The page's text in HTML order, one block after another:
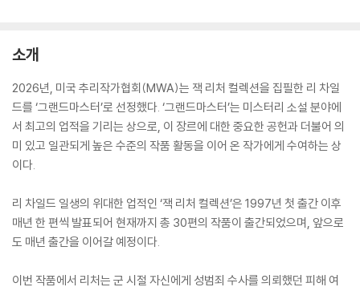
소개
2026년, 미국 추리작가협회(MWA)는 잭 리처 컬렉션을 집필한 리 차일
드를 ‘그랜드마스터’로 선정했다. ‘그랜드마스터’는 미스터리 소설 분야에
서 최고의 업적을 기리는 상으로, 이 장르에 대한 중요한 공헌과 더불어 의
미 있고 일관되게 높은 수준의 작품 활동을 이어 온 작가에게 수여하는 상
이다.
리 차일드 일생의 위대한 업적인 ‘잭 리처 컬렉션’은 1997년 첫 출간 이후
매년 한 편씩 발표되어 현재까지 총 30편의 작품이 출간되었으며, 앞으로
도 매년 출간을 이어갈 예정이다.
이번 작품에서 리처는 군 시절 자신에게 성범죄 수사를 의뢰했던 피해 여